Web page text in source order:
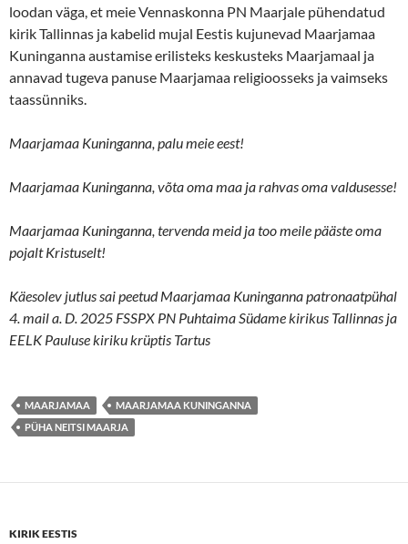
loodan väga, et meie Vennaskonna PN Maarjale pühendatud
kirik Tallinnas ja kabelid mujal Eestis kujunevad Maarjamaa
Kuninganna austamise erilisteks keskusteks Maarjamaal ja
annavad tugeva panuse Maarjamaa religioosseks ja vaimseks
taassünniks.
Maarjamaa Kuninganna, palu meie eest!
Maarjamaa Kuninganna, võta oma maa ja rahvas oma valdusesse!
Maarjamaa Kuninganna, tervenda meid ja too meile pääste oma
pojalt Kristuselt!
Käesolev jutlus sai peetud Maarjamaa Kuninganna patronaatpühal
4. mail a. D. 2025 FSSPX PN Puhtaima Südame kirikus Tallinnas ja
EELK Pauluse kiriku krüptis Tartus
MAARJAMAA
MAARJAMAA KUNINGANNA
PÜHA NEITSI MAARJA
KIRIK EESTIS